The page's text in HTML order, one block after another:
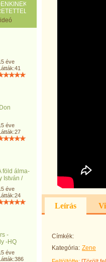
éve
éve
föld álma-
István /
éve
-
-HQ
éve
Leírás
Címkék:
Kategória: Zene